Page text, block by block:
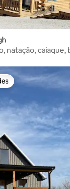
natação, caiaque,